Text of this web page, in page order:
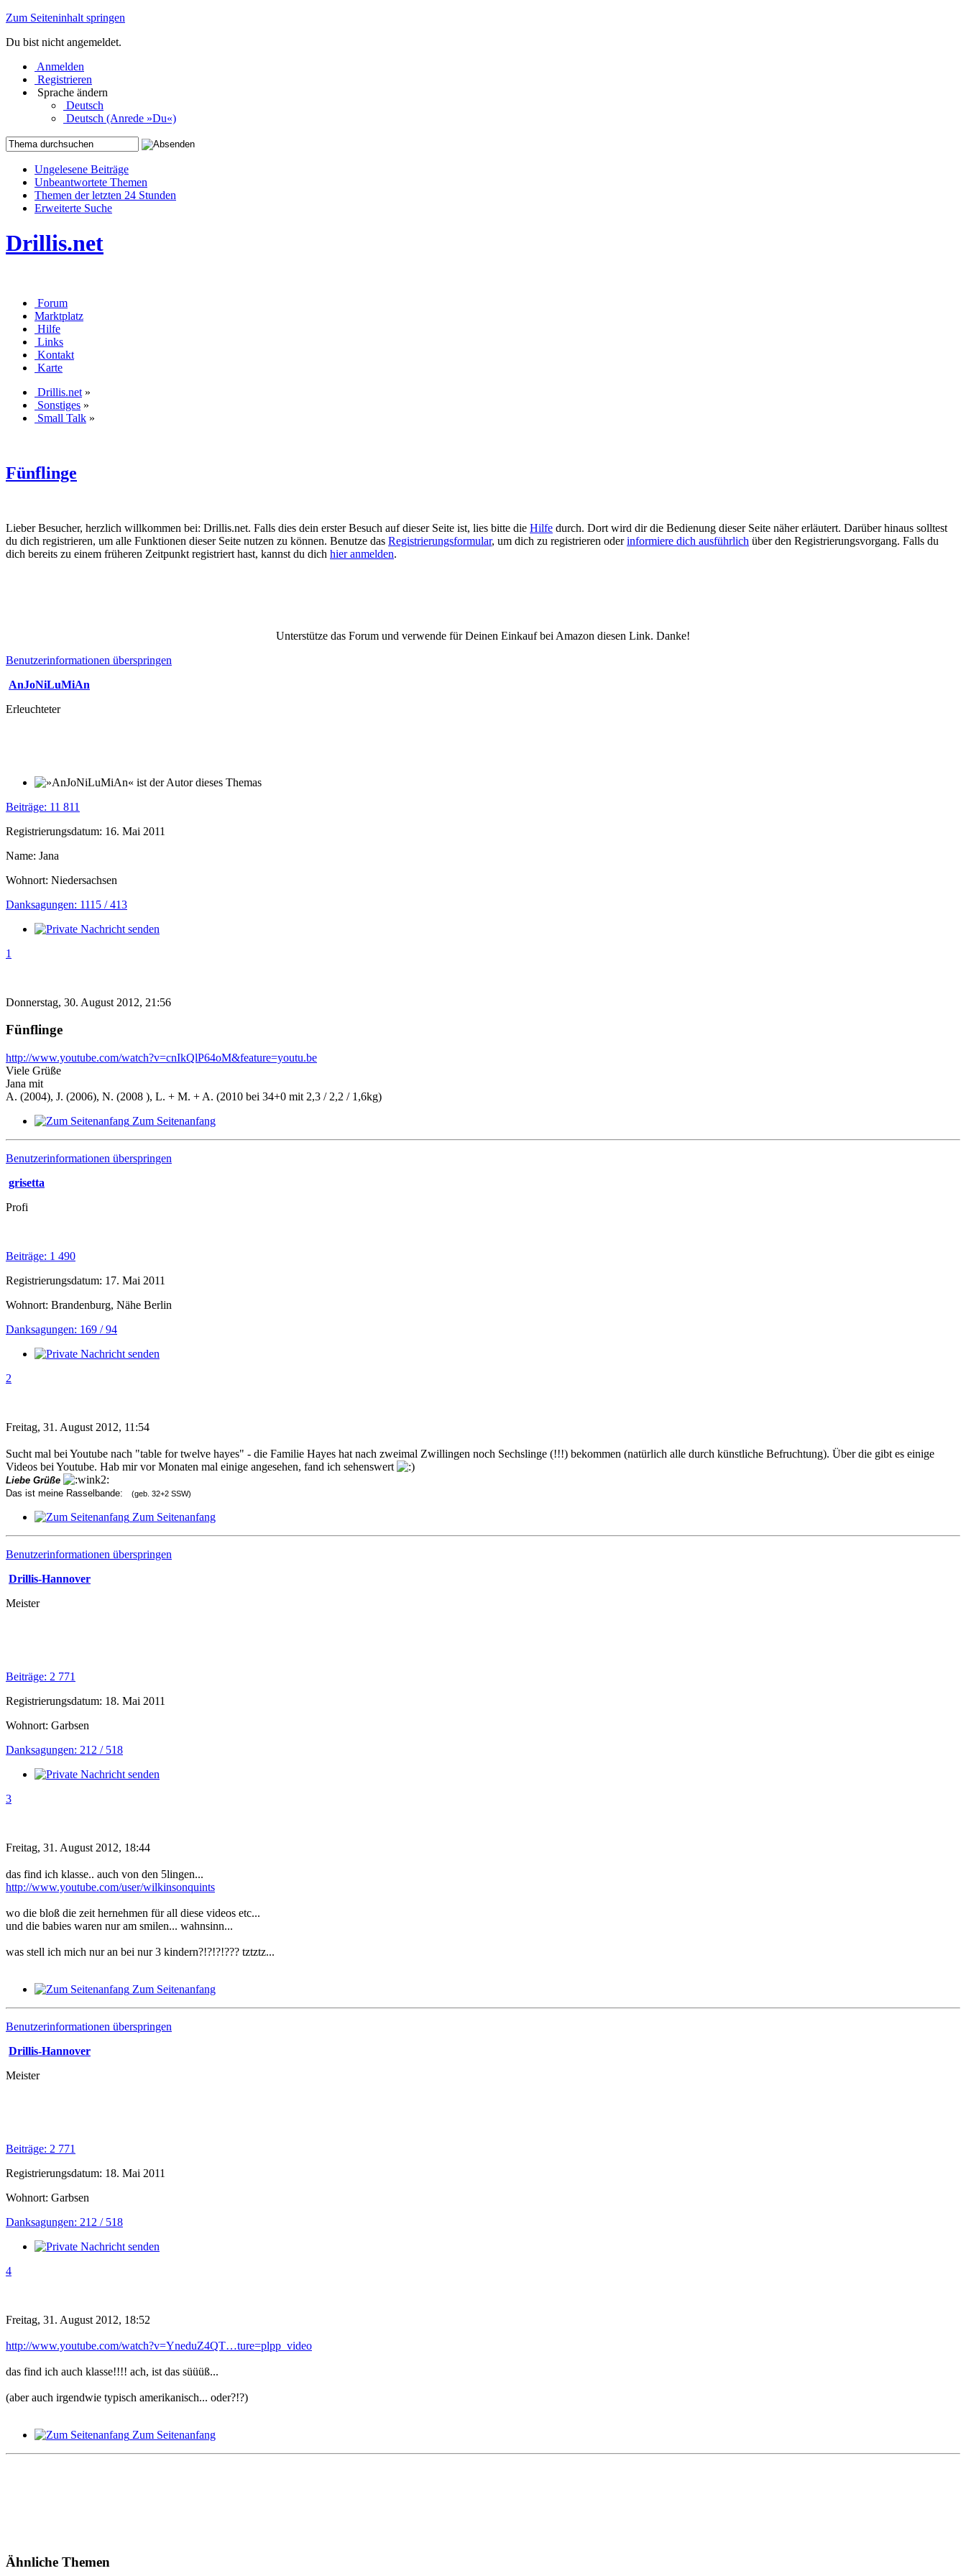
Zum Seiteninhalt springen
Du bist nicht angemeldet.
Anmelden
Registrieren
Sprache ändern
Deutsch
Deutsch (Anrede »Du«)
Ungelesene Beiträge
Unbeantwortete Themen
Themen der letzten 24 Stunden
Erweiterte Suche
Drillis.net
Forum
Marktplatz
Hilfe
Links
Kontakt
Karte
Drillis.net »
Sonstiges »
Small Talk »
Fünflinge
Lieber Besucher, herzlich willkommen bei: Drillis.net. Falls dies dein erster Besuch auf dieser Seite ist, lies bitte die Hilfe durch. Dort wird dir die Bedienung dieser Seite näher erläutert. Darüber hinaus solltest
du dich registrieren, um alle Funktionen dieser Seite nutzen zu können. Benutze das Registrierungsformular, um dich zu registrieren oderinformiere dich ausführlich über den Registrierungsvorgang. Falls du
dich bereits zu einem früheren Zeitpunkt registriert hast, kannst du dich hier anmelden.
Unterstütze das Forum und verwende für Deinen Einkauf bei Amazon diesen Link. Danke!
Benutzerinformationen überspringen
AnJoNiLuMiAn
Erleuchteter
Beiträge: 11 811
Registrierungsdatum: 16. Mai 2011
Name: Jana
Wohnort: Niedersachsen
Danksagungen: 1115 / 413
1
Donnerstag, 30. August 2012, 21:56
Fünflinge
http://www.youtube.com/watch?v=cnIkQlP64oM&feature=youtu.be
Viele Grüße
Jana mit
A. (2004), J. (2006), N. (2008 ), L. + M. + A. (2010 bei 34+0 mit 2,3 / 2,2 / 1,6kg)
Zum Seitenanfang
Benutzerinformationen überspringen
grisetta
Profi
Beiträge: 1 490
Registrierungsdatum: 17. Mai 2011
Wohnort: Brandenburg, Nähe Berlin
Danksagungen: 169 / 94
2
Freitag, 31. August 2012, 11:54
Sucht mal bei Youtube nach "table for twelve hayes" - die Familie Hayes hat nach zweimal Zwillingen noch Sechslinge (!!!) bekommen (natürlich alle durch künstliche Befruchtung). Über die gibt es einige
Videos bei Youtube. Hab mir vor Monaten mal einige angesehen, fand ich sehenswert
Liebe Grüße
Das ist meine Rasselbande:
(geb. 32+2 SSW)
Zum Seitenanfang
Benutzerinformationen überspringen
Drillis-Hannover
Meister
Beiträge: 2 771
Registrierungsdatum: 18. Mai 2011
Wohnort: Garbsen
Danksagungen: 212 / 518
3
Freitag, 31. August 2012, 18:44
das find ich klasse.. auch von den 5lingen...
http://www.youtube.com/user/wilkinsonquints
wo die bloß die zeit hernehmen für all diese videos etc...
und die babies waren nur am smilen... wahnsinn...
was stell ich mich nur an bei nur 3 kindern?!?!?!??? tztztz...
Zum Seitenanfang
Benutzerinformationen überspringen
Drillis-Hannover
Meister
Beiträge: 2 771
Registrierungsdatum: 18. Mai 2011
Wohnort: Garbsen
Danksagungen: 212 / 518
4
Freitag, 31. August 2012, 18:52
http://www.youtube.com/watch?v=YneduZ4QT…ture=plpp_video
das find ich auch klasse!!!! ach, ist das süüüß...
(aber auch irgendwie typisch amerikanisch... oder?!?)
Zum Seitenanfang
Ähnliche Themen